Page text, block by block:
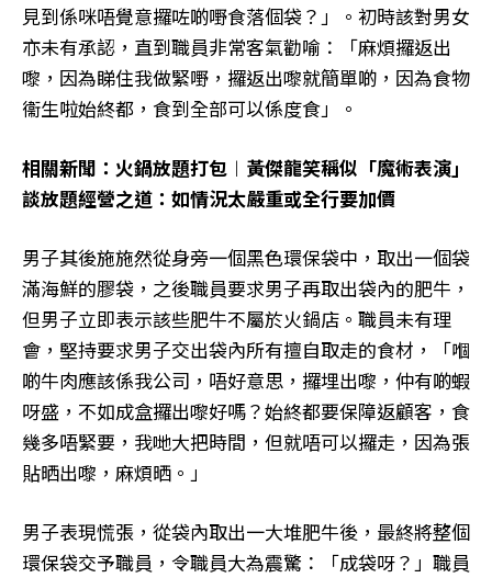
見到係咪唔覺意攞咗啲嘢食落個袋？」。初時該對男女
亦未有承認，直到職員非常客氣勸喻：「麻煩攞返出
嚟，因為睇住我做緊嘢，攞返出嚟就簡單啲，因為食物
衞生啦始終都，食到全部可以係度食」。
相關新聞：火鍋放題打包︱黃傑龍笑稱似「魔術表演」
談放題經營之道：如情況太嚴重或全行要加價
男子其後施施然從身旁一個黑色環保袋中，取出一個袋
滿海鮮的膠袋，之後職員要求男子再取出袋內的肥牛，
但男子立即表示該些肥牛不屬於火鍋店。職員未有理
會，堅持要求男子交出袋內所有擅自取走的食材，「嗰
啲牛肉應該係我公司，唔好意思，攞埋出嚟，仲有啲蝦
呀盛，不如成盒攞出嚟好嗎？始終都要保障返顧客，食
幾多唔緊要，我哋大把時間，但就唔可以攞走，因為張
貼晒出嚟，麻煩晒。」
男子表現慌張，從袋內取出一大堆肥牛後，最終將整個
環保袋交予職員，令職員大為震驚：「成袋呀？」職員